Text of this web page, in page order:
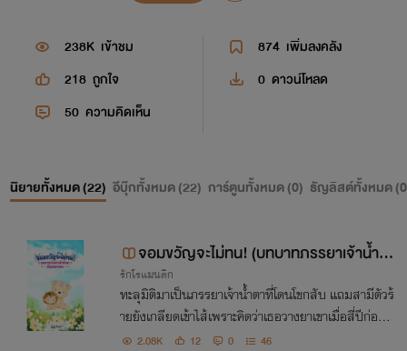
238K เข้าชม 874 เพิ่มลงคลัง
218 ถูกใจ 0 ดาวน์โหลด
50 ความคิดเห็น
นิยายทั้งหมด (22) อีบุ๊กทั้งหมด (22) การ์ตูนทั้งหมด (0) ธัญลิสต์ทั้งหมด (0
จอมขวัญจะไม่ทน! (บทบาทภรรยาเจ้าน้ำต
า ฉันขอลาออก)
รักโรแมนติก
​ทะลุมิติมาเป็นภรรยาเจ้าน้ำตาที่โดนโขกสับ แถมสามีตัวร้
ายยังเกลียดเข้าไส้เพราะคิดว่าเธอวางยาเขาเมื่อสี่ปีก่อน!​ข
อปฏิเสธคำครหาแล้วอุ้มลูกชายสุดที่รักหนีดีกว่าแต่พอเธ
2.08K 12 0 46